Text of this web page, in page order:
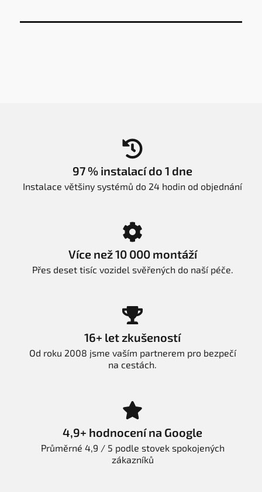
97 % instalací do 1 dne
Instalace většiny systémů do 24 hodin od objednání
Více než 10 000 montáží
Přes deset tisíc vozidel svěřených do naší péče.
16+ let zkušeností
Od roku 2008 jsme vaším partnerem pro bezpečí
na cestách.
4,9+ hodnocení na Google
Průměrné 4,9 / 5 podle stovek spokojených
zákazníků